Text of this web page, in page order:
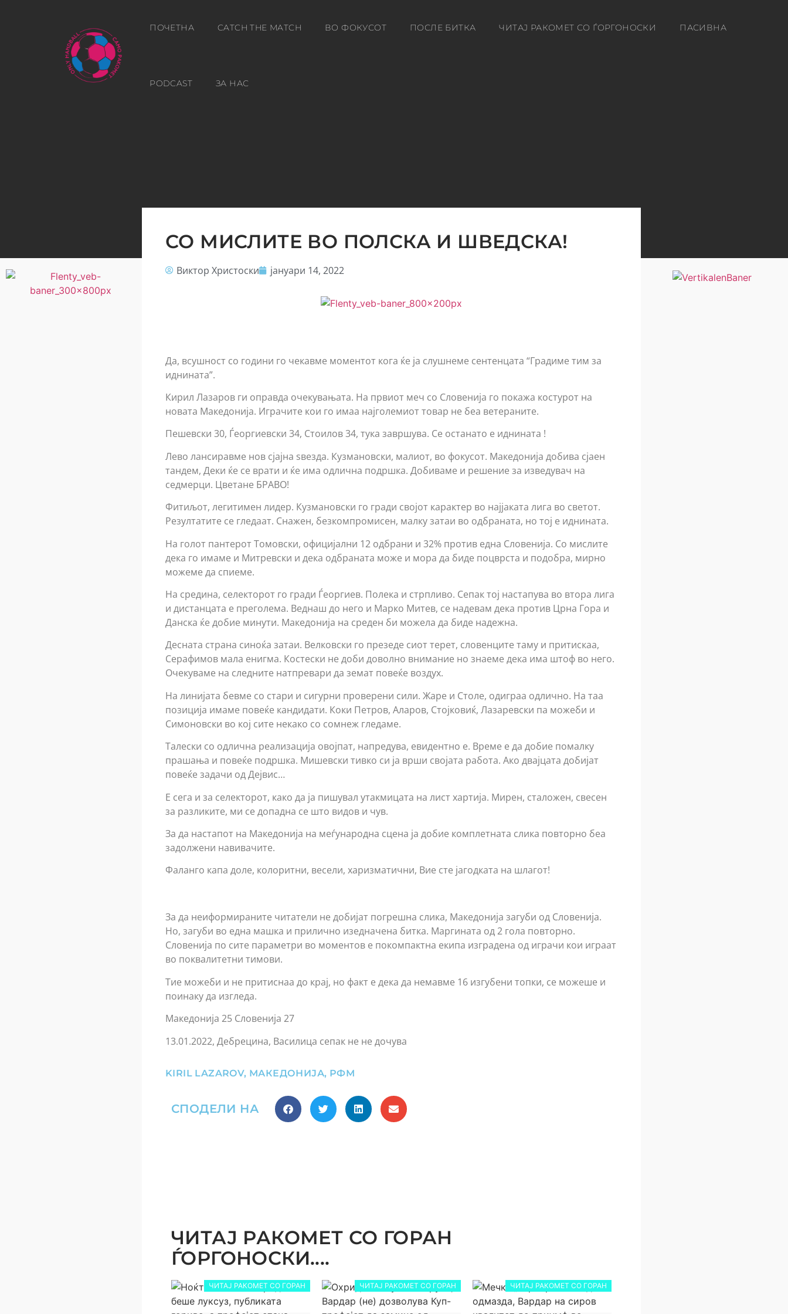
ПОЧЕТНА CATCH THE MATCH ВО ФОКУСОТ ПОСЛЕ БИТКА ЧИТАЈ РАКОМЕТ СО ЃОРГОНОСКИ ПАСИВНА
PODCAST ЗА НАС
СО МИСЛИТЕ ВО ПОЛСКА И ШВЕДСКА!
Виктор Христоски јануари 14, 2022
Да, всушност со години го чекавме моментот кога ќе ја слушнеме сентенцата “Градиме тим за
иднината”.
Кирил Лазаров ги оправда очекувањата. На првиот меч со Словенија го покажа костурот на
новата Македонија. Играчите кои го имаа најголемиот товар не беа ветераните.
Пешевски 30, Ѓеоргиевски 34, Стоилов 34, тука завршува. Се останато е иднината !
Лево лансиравме нов сјајна ѕвезда. Кузмановски, малиот, во фокусот. Македонија добива сјаен
тандем, Деки ќе се врати и ќе има одлична подршка. Добиваме и решение за изведувач на
седмерци. Цветане БРАВО!
Фитиљот, легитимен лидер. Кузмановски го гради својот карактер во најјаката лига во светот.
Резултатите се гледаат. Снажен, безкомпромисен, малку затаи во одбраната, но тој е иднината.
На голот пантерот Томовски, официјални 12 одбрани и 32% против една Словенија. Со мислите
дека го имаме и Митревски и дека одбраната може и мора да биде поцврста и подобра, мирно
можеме да спиеме.
На средина, селекторот го гради Ѓеоргиев. Полека и стрпливо. Сепак тој настапува во втора лига
и дистанцата е преголема. Веднаш до него и Марко Митев, се надевам дека против Црна Гора и
Данска ќе добие минути. Македонија на среден би можела да биде надежна.
Десната страна синоќа затаи. Велковски го презеде сиот терет, словенците таму и притискаа,
Серафимов мала енигма. Костески не доби доволно внимание но знаеме дека има штоф во него.
Очекуваме на следните натпревари да земат повеќе воздух.
На линијата бевме со стари и сигурни проверени сили. Жаре и Столе, одиграа одлично. На таа
позиција имаме повеќе кандидати. Коки Петров, Аларов, Стојковиќ, Лазаревски па можеби и
Симоновски во кој сите некако со сомнеж гледаме.
Талески со одлична реализација овојпат, напредува, евидентно е. Време е да добие помалку
прашања и повеќе подршка. Мишевски тивко си ја врши својата работа. Ако двајцата добијат
повеќе задачи од Дејвис…
Е сега и за селекторот, како да ја пишувал утакмицата на лист хартија. Мирен, сталожен, свесен
за разликите, ми се допадна се што видов и чув.
За да настапот на Македонија на меѓународна сцена ја добие комплетната слика повторно беа
задолжени навивачите.
Фаланго капа доле, колоритни, весели, харизматични, Вие сте јагодката на шлагот!
За да неиформираните читатели не добијат погрешна слика, Македонија загуби од Словенија.
Но, загуби во една машка и прилично изедначена битка. Маргината од 2 гола повторно.
Словенија по сите параметри во моментов е покомпактна екипа изградена од играчи кои играат
во поквалитетни тимови.
Тие можеби и не притиснаа до крај, но факт е дека да немавме 16 изгубени топки, се можеше и
поинаку да изгледа.
Македонија 25 Словенија 27
13.01.2022, Дебрецина, Василица сепак не не дочува
KIRIL LAZAROV, МАКЕДОНИЈА, РФМ
СПОДЕЛИ НА
ЧИТАЈ РАКОМЕТ СО ГОРАН
ЃОРГОНОСКИ....
ЧИТАЈ РАКОМЕТ СО ГОРАН ЧИТАЈ РАКОМЕТ СО ГОРАН ЧИТАЈ РАКОМЕТ СО ГОРАН